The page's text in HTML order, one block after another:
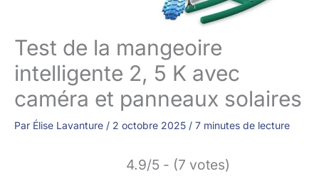
Test de la mangeoire
intelligente 2, 5 K avec
caméra et panneaux solaires
Par Élise Lavanture / 2 octobre 2025 / 7 minutes de lecture
4.9/5 - (7 votes)